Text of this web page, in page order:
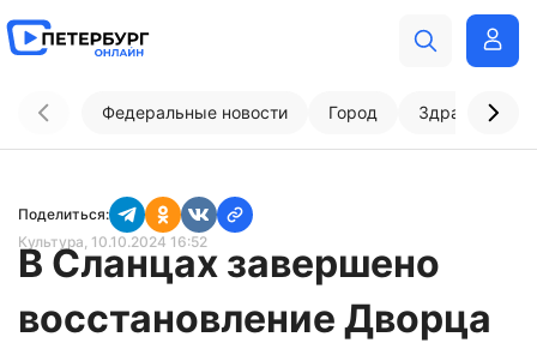
Федеральные новости Город
Поделиться:
Культура, 10.10.2024 16:52
В Сланцах завершено
восстановление Дворца